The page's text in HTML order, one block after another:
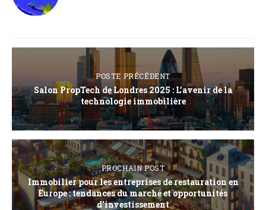
POSTE PRÉCÉDENT
Salon PropTech de Londres 2025 : L’avenir de la
technologie immobilière
PROCHAIN POST
Immobilier pour les entreprises de restauration en
Europe : tendances du marché et opportunités
d’investissement